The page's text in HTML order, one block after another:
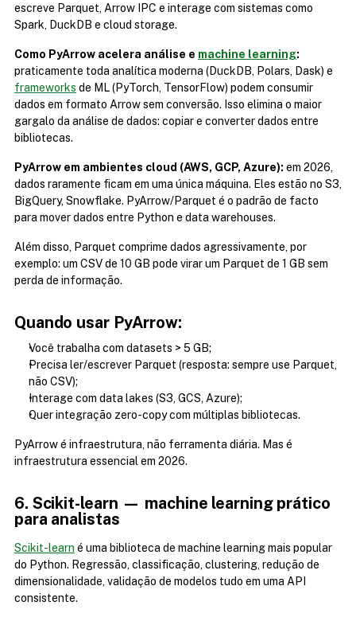
escreve Parquet, Arrow IPC e interage com sistemas como
Spark, DuckDB e cloud storage.
Como PyArrow acelera análise e machine learning:
frameworks de ML (PyTorch, TensorFlow) podem consumir
dados em formato Arrow sem conversão. Isso elimina o maior
gargalo da análise de dados: copiar e converter dados entre
bibliotecas.
PyArrow em ambientes cloud (AWS, GCP, Azure): em 2026,
dados raramente ficam em uma única máquina. Eles estão no S3,
BigQuery, Snowflake. PyArrow/Parquet é o padrão de facto
para mover dados entre Python e data warehouses.
Além disso, Parquet comprime dados agressivamente, por
exemplo: um CSV de 10 GB pode virar um Parquet de 1 GB sem
perda de informação.
Quando usar PyArrow:
Você trabalha com datasets > 5 GB;
Precisa ler/escrever Parquet (resposta: sempre use Parquet,
não CSV);
Interage com data lakes (S3, GCS, Azure);
Quer integração zero-copy com múltiplas bibliotecas.
PyArrow é infraestrutura, não ferramenta diária. Mas é
infraestrutura essencial em 2026.
6. Scikit-learn — machine learning prático
para analistas
Scikit-learn é uma biblioteca de machine learning mais popular
do Python. Regressão, classificação, clustering, redução de
dimensionalidade, validação de modelos tudo em uma API
consistente.